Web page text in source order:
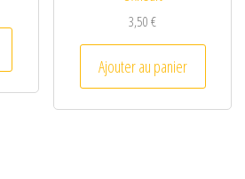
3,50€
Ajouter au panier